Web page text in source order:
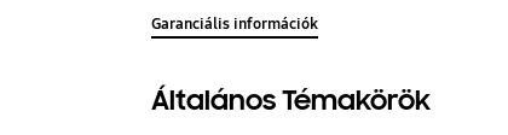
Garanciális információk
Általános Témakörök